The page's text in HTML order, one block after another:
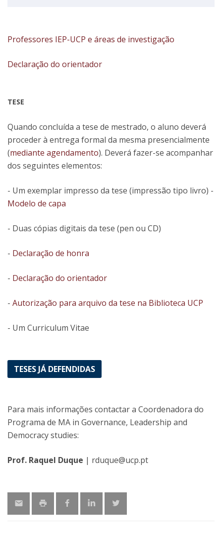
Professores IEP-UCP e áreas de investigação
Declaração do orientador
TESE
Quando concluída a tese de mestrado, o aluno deverá
proceder à entrega formal da mesma presencialmente
(mediante agendamento). Deverá fazer-se acompanhar
dos seguintes elementos:
- Um exemplar impresso da tese (impressão tipo livro) -
Modelo de capa
- Duas cópias digitais da tese (pen ou CD)
- Declaração de honra
- Declaração do orientador
- Autorização para arquivo da tese na Biblioteca UCP
- Um Curriculum Vitae
TESES JÁ DEFENDIDAS
Para mais informações contactar a Coordenadora do
Programa de MA in Governance, Leadership and
Democracy studies:
Prof. Raquel Duque | rduque@ucp.pt